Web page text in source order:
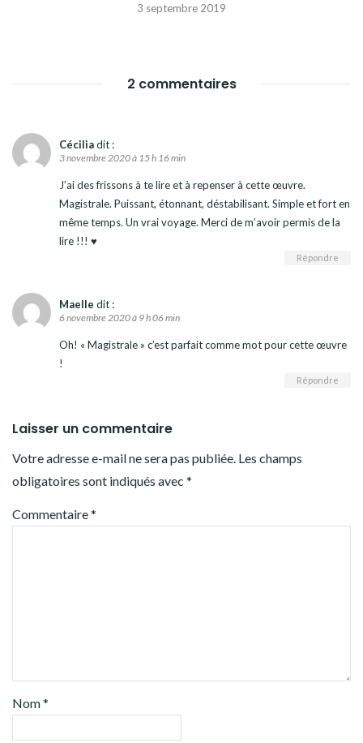
3 septembre 2019
2 commentaires
Céciliadit :
3 novembre 2020 à 15 h 16 min
J’ai des frissons à te lire et à repenser à cette œuvre.
Magistrale. Puissant, étonnant, déstabilisant. Simple et fort en
même temps. Un vrai voyage. Merci de m’avoir permis de la
lire !!! ♥
Répondre
Maelle dit :
6 novembre 2020 à 9 h 06 min
Oh! « Magistrale » c’est parfait comme mot pour cette œuvre
!
Répondre
Laisser un commentaire
Votre adresse e-mail ne sera pas publiée. Les champs
obligatoires sont indiqués avec *
Commentaire*
Nom*